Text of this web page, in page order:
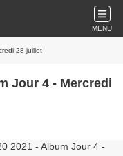
MENU
28 juillet
Jour 4 - Mercredi